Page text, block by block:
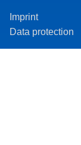
Imprint
Data protection